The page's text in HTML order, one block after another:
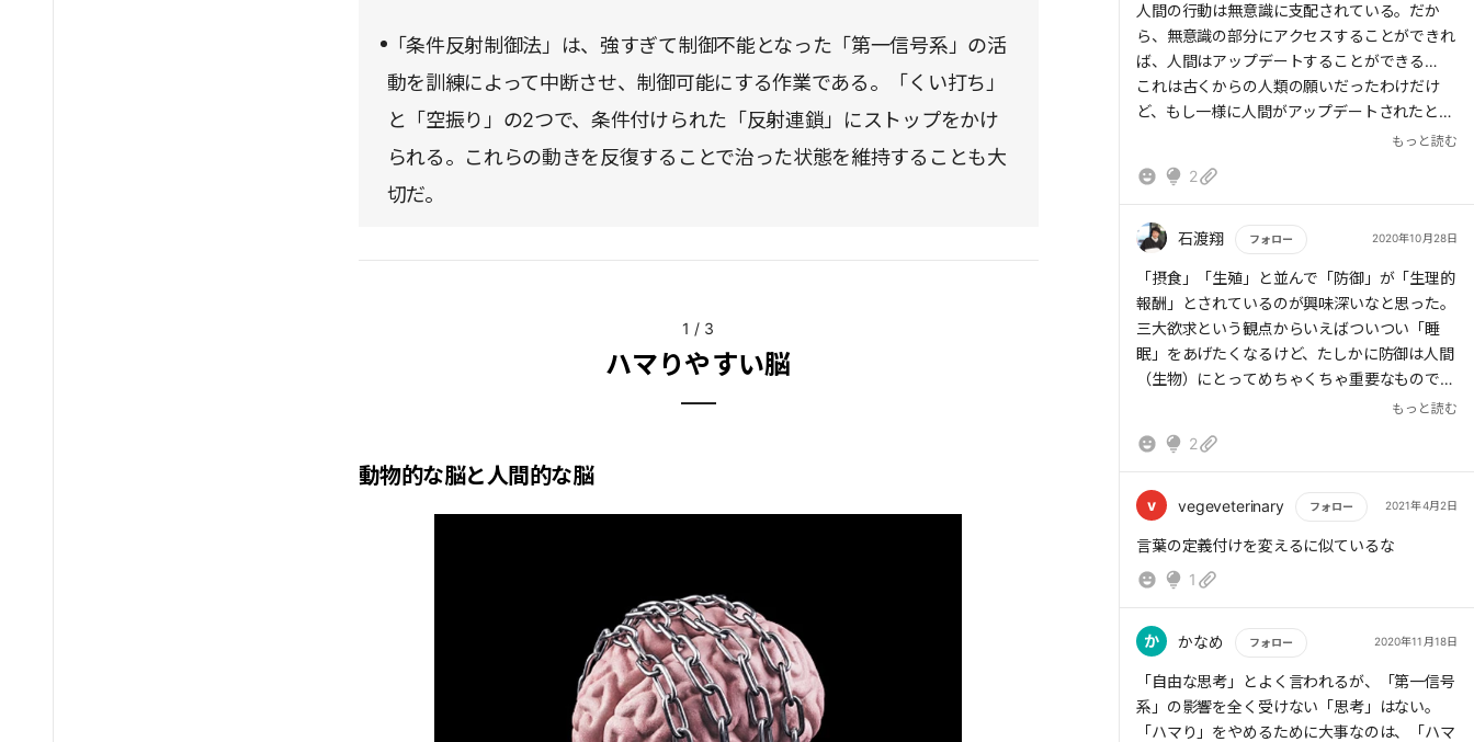
「条件反射制御法」は、強すぎて制御不能となった「第一信号系」の活
動を訓練によって中断させ、制御可能にする作業である。「くい打ち」
と「空振り」の2つで、条件付けられた「反射連鎖」にストップをかけ
られる。これらの動きを反復することで治った状態を維持することも大
切だ。
1 / 3
ハマりやすい脳
動物的な脳と人間的な脳
もっと読む
人間の行動は無意識に支配されている。だか
ら、無意識の部分にアクセスすることができれ
ば、人間はアップデートすることができる…
これは古くからの人類の願いだったわけだけ
ど、もし一様に人間がアップデートされたとし
たら、果たして世の中はハッピーになるのか、
しているからこそ、人間は病んでいくのだけ
べき人間が存在するのだとも言える。
これから間違いなく脳科学が進み、人間そのも
のがアップデートされていくのだろうけど、本
来科学と人類の幸福がバランスできる絶妙なさ
そんなことお構いなしで科学はその一線を越え
もっと読む
2
石渡翔 フォロー 2020年10月28日
もっと読む
「摂食」「生殖」と並んで「防御」が「生理的
報酬」とされているのが興味深いなと思った。
三大欲求という観点からいえばついつい「睡
眠」をあげたくなるけど、たしかに防御は人間
（生物）にとってめちゃくちゃ重要なもので、
とりわけ精神的な防御についてはもっとアンテ
割いているのか認識を改める必要があると感じ
もっと読む
2
v vegeveterinary フォロー 2021年4月2日
もっと読む
言葉の定義付けを変えるに似ているな
1
か かなめ フォロー 2020年11月18日
もっと読む
「自由な思考」とよく言われるが、「第一信号
系」の影響を全く受けない「思考」はない。
「ハマり」をやめるために大事なのは、「ハマ